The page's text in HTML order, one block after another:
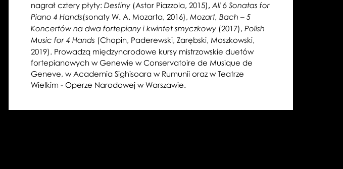
nagrał cztery płyty: Destiny (Astor Piazzola, 2015), All 6 Sonatas for
Piano 4 Hands(sonaty W. A. Mozarta, 2016), Mozart, Bach – 5
Koncertów na dwa fortepiany i kwintet smyczkowy (2017), Polish
Music for 4 Hands (Chopin, Paderewski, Zarębski, Moszkowski,
2019). Prowadzą międzynarodowe kursy mistrzowskie duetów
fortepianowych w Genewie w Conservatoire de Musique de
Geneve, w Academia Sighisoara w Rumunii oraz w Teatrze
Wielkim - Operze Narodowej w Warszawie.